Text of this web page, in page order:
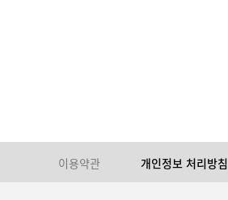
이용약관 개인정보 처리방침